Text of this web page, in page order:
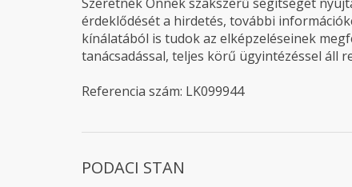
érdeklődését a hirdetés, további
kínálatából is tudok az elképzeléseinek
tanácsadással, teljes körű ügyintézéssel áll
Referencia szám: LK099944
PODACI STAN